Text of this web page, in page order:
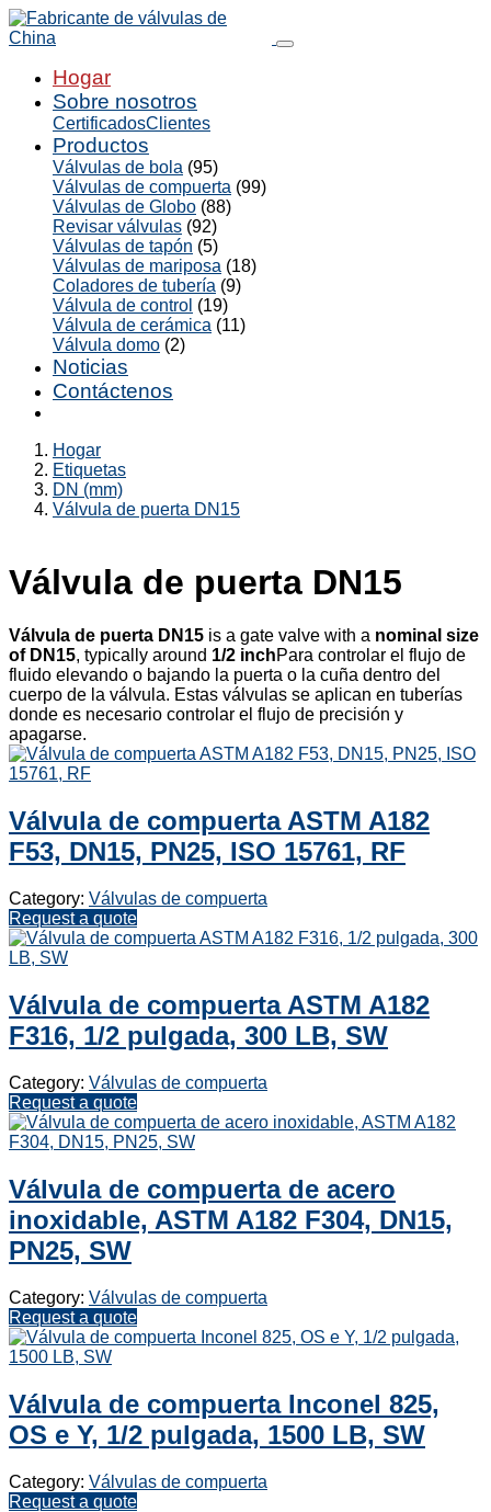
Hogar
Sobre nosotros
CertificadosClientes
Productos
Válvulas de bola (95)
Válvulas de compuerta (99)
Válvulas de Globo (88)
Revisar válvulas (92)
Válvulas de tapón (5)
Válvulas de mariposa (18)
Coladores de tubería (9)
Válvula de control (19)
Válvula de cerámica (11)
Válvula domo (2)
Noticias
Contáctenos
Hogar
Etiquetas
DN (mm)
Válvula de puerta DN15
Válvula de puerta DN15
Válvula de puerta DN15 is a gate valve with a nominal size
of DN15, typically around 1/2 inchPara controlar el flujo de
fluido elevando o bajando la puerta o la cuña dentro del
cuerpo de la válvula. Estas válvulas se aplican en tuberías
donde es necesario controlar el flujo de precisión y
apagarse.
Válvula de compuerta ASTM A182
F53, DN15, PN25, ISO 15761, RF
Category: Válvulas de compuerta
Request a quote
Válvula de compuerta ASTM A182
F316, 1/2 pulgada, 300 LB, SW
Category: Válvulas de compuerta
Request a quote
Válvula de compuerta de acero
inoxidable, ASTM A182 F304, DN15,
PN25, SW
Category: Válvulas de compuerta
Request a quote
Válvula de compuerta Inconel 825,
OS e Y, 1/2 pulgada, 1500 LB, SW
Category: Válvulas de compuerta
Request a quote